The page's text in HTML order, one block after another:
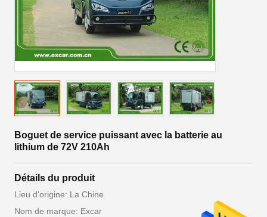
Boguet de service puissant avec la batterie au
lithium de 72V 210Ah
Détails du produit
Lieu d'origine: La Chine
Nom de marque: Excar